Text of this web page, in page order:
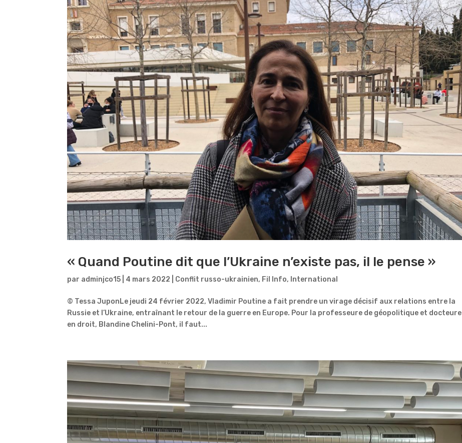
« Quand Poutine dit que l’Ukraine n’existe pas, il le pense »
par adminjco15 4 mars 2022 Conflit russo-ukrainien, Fil Info, International
© Tessa JuponLe jeudi 24 février 2022, Vladimir Poutine a fait prendre un virage décisif aux relations entre la
Russie et l’Ukraine, entraînant le retour de la guerre en Europe. Pour la professeure de géopolitique et docteure
en droit, Blandine Chelini-Pont, il faut...